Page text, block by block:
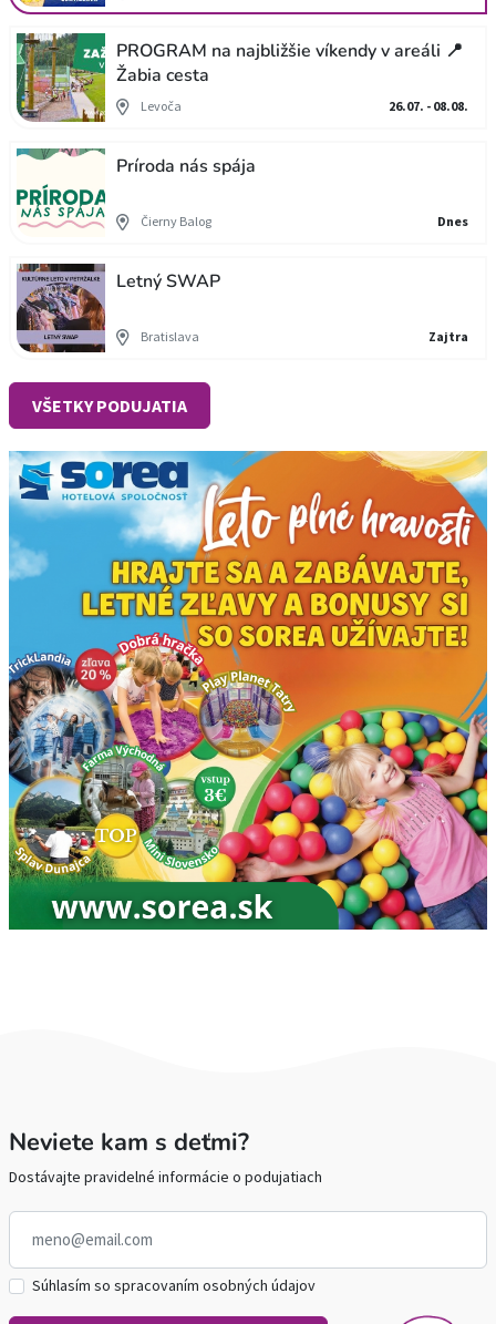
PROGRAM na najbližšie víkendy v areáli 📍
Žabia cesta
Levoča 26.07. - 08.08.
Príroda nás spája
Čierny Balog Dnes
Letný SWAP
Bratislava Zajtra
VŠETKY PODUJATIA
Neviete kam s deťmi?
Dostávajte pravidelné informácie o podujatiach
Súhlasím so spracovaním osobných údajov